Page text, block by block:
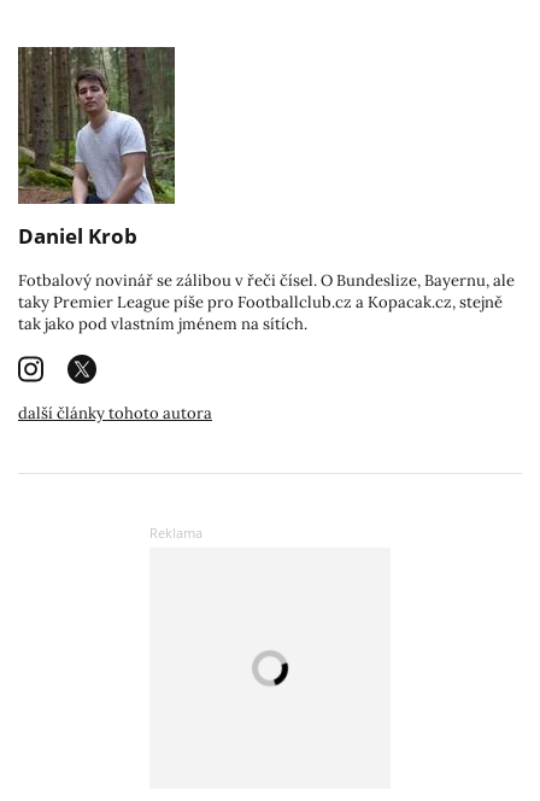
Daniel Krob
Fotbalový novinář se zálibou v řeči čísel. O Bundeslize, Bayernu, ale
taky Premier League píše pro Footballclub.cz a Kopacak.cz, stejně
tak jako pod vlastním jménem na sítích.
další články tohoto autora